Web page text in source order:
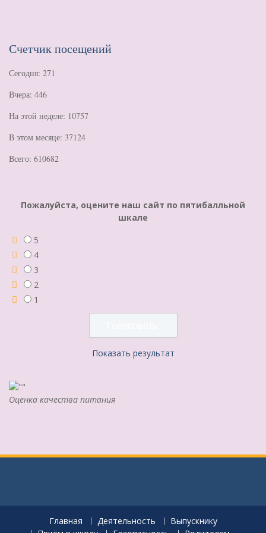
Счетчик посещений
Сегодня: 271
Вчера: 446
На этой неделе: 10757
В этом месяце: 37124
Всего: 610682
Пожалуйста, оцените наш сайт по пятибалльной
шкале
5
4
3
2
1
Показать результат
Оценка качества питания
Главная Деятельность
Выпускнику